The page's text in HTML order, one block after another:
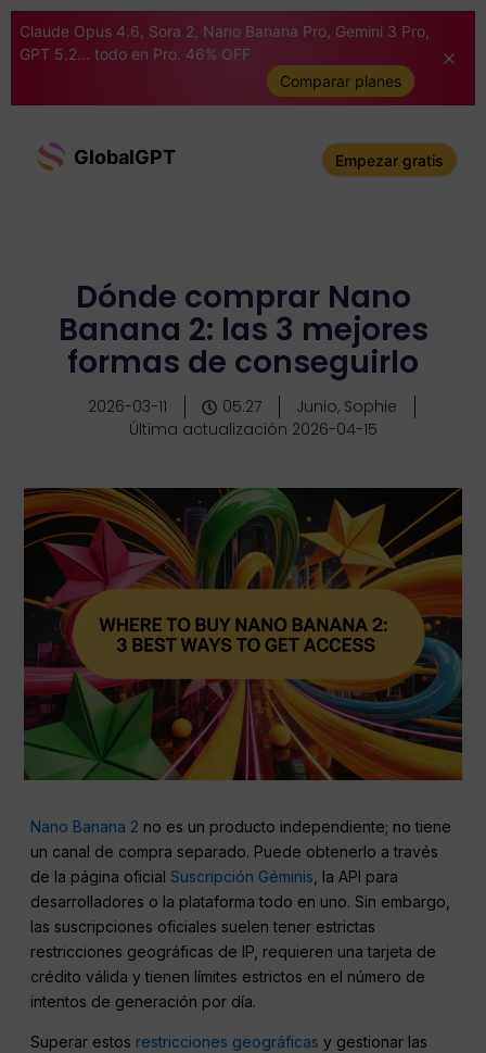
Claude Opus 4.6, Sora 2, Nano Banana Pro, Gemini 3 Pro,
GPT 5.2... todo en Pro. 46% OFF
Comparar planes
GlobalGPT Empezar gratis
Dónde comprar Nano
Banana 2: las 3 mejores
formas de conseguirlo
2026-03-11 05:27
Junio, Sophie
Última actualización 2026-04-15
Nano Banana 2 no es un producto independiente; no tiene
un canal de compra separado. Puede obtenerlo a través
de la página oficialSuscripción Géminis , la API para
desarrolladores o la plataforma todo en uno. Sin embargo,
las suscripciones oficiales suelen tener estrictas
restricciones geográficas de IP, requieren una tarjeta de
crédito válida y tienen límites estrictos en el número de
intentos de generación por día.
Superar estos restricciones geográficasy gestionar las